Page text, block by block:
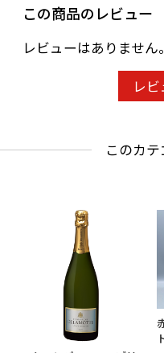
この商品のレビュー
レビューはありません。
レ
このカ